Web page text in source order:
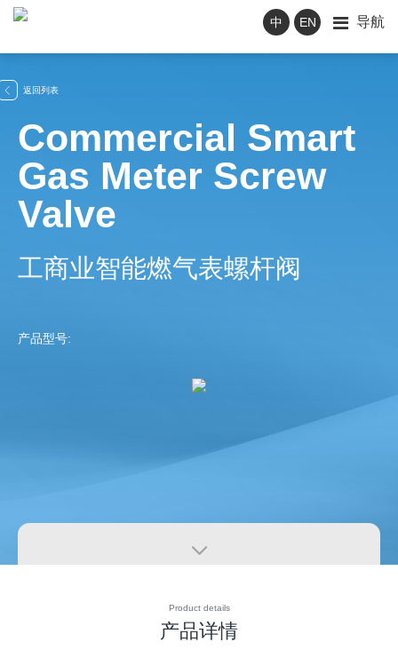
中 EN 导航
 返回列表
Commercial Smart
Gas Meter Screw
Valve
工商业智能燃气表螺杆阀
产品型号:

Product details
产品详情